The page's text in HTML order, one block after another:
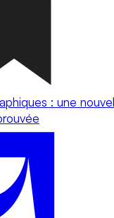
: une